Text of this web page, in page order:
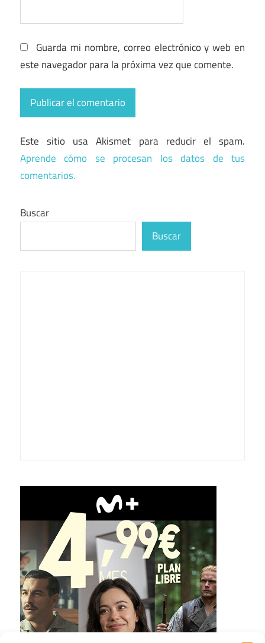
Guarda mi nombre, correo electrónico y web en
este navegador para la próxima vez que comente.
Este sitio usa Akismet para reducir el spam.
Aprende cómo se procesan los datos de tus
comentarios.
Buscar
Buscar